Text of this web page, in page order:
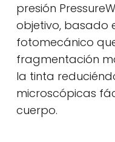
presión
objetivo, basado
fotomecánico
fragmentación
la tinta
microscópicas
cuerpo.